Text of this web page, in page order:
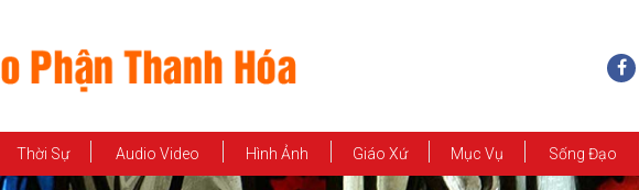
Thời Sự Audio Video Hình Ảnh Giáo Xứ Mục Vụ Sống Đạo